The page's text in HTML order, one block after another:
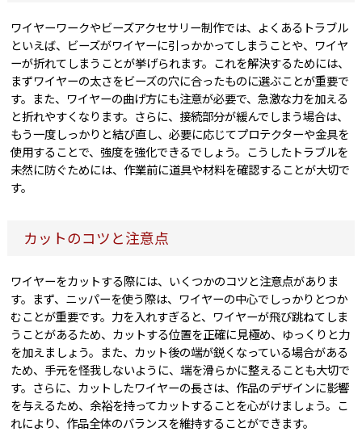
ワイヤーワークやビーズアクセサリー制作では、よくあるトラブル
といえば、ビーズがワイヤーに引っかかってしまうことや、ワイヤ
ーが折れてしまうことが挙げられます。これを解決するためには、
まずワイヤーの太さをビーズの穴に合ったものに選ぶことが重要で
す。また、ワイヤーの曲げ方にも注意が必要で、急激な力を加える
と折れやすくなります。さらに、接続部分が緩んでしまう場合は、
もう一度しっかりと結び直し、必要に応じてプロテクターや金具を
使用することで、強度を強化できるでしょう。こうしたトラブルを
未然に防ぐためには、作業前に道具や材料を確認することが大切で
す。
カットのコツと注意点
ワイヤーをカットする際には、いくつかのコツと注意点がありま
す。まず、ニッパーを使う際は、ワイヤーの中心でしっかりとつか
むことが重要です。力を入れすぎると、ワイヤーが飛び跳ねてしま
うことがあるため、カットする位置を正確に見極め、ゆっくりと力
を加えましょう。また、カット後の端が鋭くなっている場合がある
ため、手元を怪我しないように、端を滑らかに整えることも大切で
す。さらに、カットしたワイヤーの長さは、作品のデザインに影響
を与えるため、余裕を持ってカットすることを心がけましょう。こ
れにより、作品全体のバランスを維持することができます。